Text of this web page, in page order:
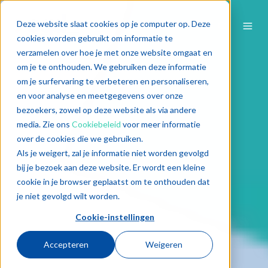
Deze website slaat cookies op je computer op. Deze
cookies worden gebruikt om informatie te
verzamelen over hoe je met onze website omgaat en
om je te onthouden. We gebruiken deze informatie
om je surfervaring te verbeteren en personaliseren,
en voor analyse en meetgegevens over onze
bezoekers, zowel op deze website als via andere
media. Zie ons Cookiebeleid voor meer informatie
over de cookies die we gebruiken.
Als je weigert, zal je informatie niet worden gevolgd
bij je bezoek aan deze website. Er wordt een kleine
cookie in je browser geplaatst om te onthouden dat
je niet gevolgd wilt worden.
Cookie-instellingen
Accepteren Weigeren